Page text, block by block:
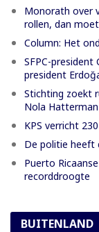
Monorath over
rollen, dan
Column: Het
SFPC-
president
Stichting zoekt
Nola Hatterman
KPS verricht
De politie heeft
Puerto
recorddroogte
BUITENLAND